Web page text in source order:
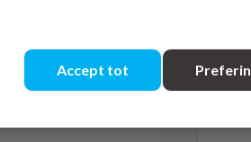
Se
Accept tot